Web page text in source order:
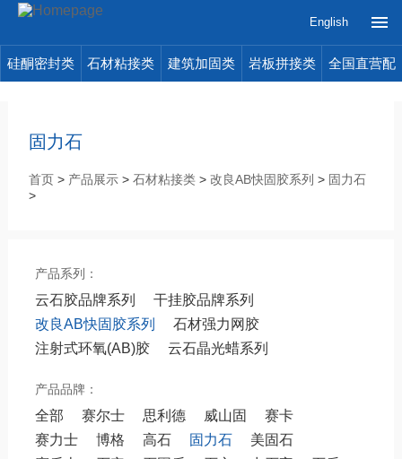
English
硅酮密封类 石材粘接类 建筑加固类 岩板拼接类 全国直营配
固力石
首页> 产品展示> 石材粘接类> 改良AB快固胶系列 > 固力石
>
产品系列：
云石胶品牌系列
干挂胶品牌系列
改良AB快固胶系列
石材强力网胶
注射式环氧(AB)胶
云石晶光蜡系列
产品品牌：
全部 赛尔士 思利德 威山固
赛卡
赛力士
博格 高石 固力石
美固石